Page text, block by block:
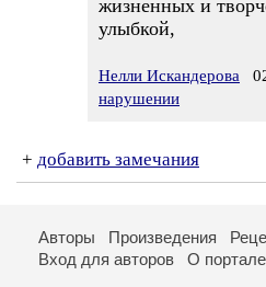
жизненных и
улыбкой,
Нелли Искандерова
нарушении
+ добавить замечания
Авторы Произведения
Вход для авторов
О портале